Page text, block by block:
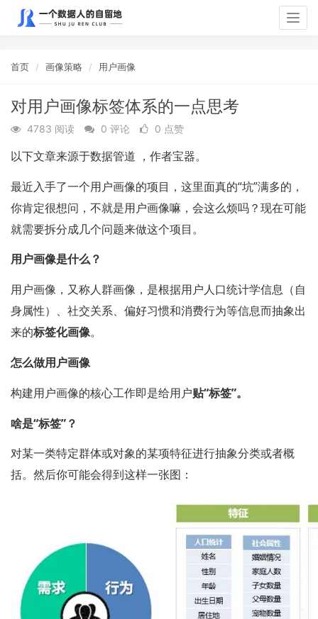
首页 画像策略 用户画像
对用户画像标签体系的一点思考
4783 阅读 0 评论 0 点赞
以下文章来源于数据管道 ，作者宝器。
最近入手了一个用户画像的项目，这里面真的“坑”满多的，
你肯定很想问，不就是用户画像嘛，会这么烦吗？现在可能
就需要拆分成几个问题来做这个项目。
用户画像是什么？
用户画像，又称人群画像，是根据用户人口统计学信息（自
身属性）、社交关系、偏好习惯和消费行为等信息而抽象出
来的标签化画像。
怎么做用户画像
构建用户画像的核心工作即是给用户贴“标签”。
啥是“标签”？
对某一类特定群体或对象的某项特征进行抽象分类或者概
括。然后你可能会得到这样一张图：